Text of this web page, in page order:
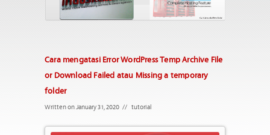
Cara mengatasi Error WordPress Temp Archive File
or Download Failed atau Missing a temporary
folder
Written on January 31, 2020 // tutorial